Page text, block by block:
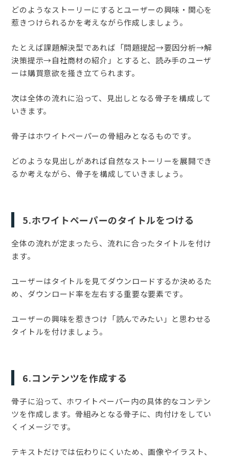
どのようなストーリーにするとユーザーの興味・関心を
惹きつけられるかを考えながら作成しましょう。
たとえば課題解決型であれば「問題提起→要因分析→解
決策提示→自社商材の紹介」とすると、読み手のユーザ
ーは購買意欲を掻き立てられます。
次は全体の流れに沿って、見出しとなる骨子を構成して
いきます。
骨子はホワイトペーパーの骨組みとなるものです。
どのような見出しがあれば自然なストーリーを展開でき
るか考えながら、骨子を構成していきましょう。
5.ホワイトペーパーのタイトルをつける
全体の流れが定まったら、流れに合ったタイトルを付け
ます。
ユーザーはタイトルを見てダウンロードするか決めるた
め、ダウンロード率を左右する重要な要素です。
ユーザーの興味を惹きつけ「読んでみたい」と思わせる
タイトルを付けましょう。
6.コンテンツを作成する
骨子に沿って、ホワイトペーパー内の具体的なコンテン
ツを作成します。骨組みとなる骨子に、肉付けをしてい
くイメージです。
テキストだけでは伝わりにくいため、画像やイラスト、